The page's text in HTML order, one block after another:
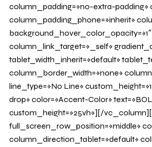
column_padding=»no-extra-padding»
column_padding_phone=»inherit»
column_link_target=»_self»
tablet_width_inherit=»default»
column_border_width=»none»
line_type=»No Line»
drop» color=»Accent-Color»
custom_height=»25vh»][/
full_screen_row_position=»middle»
column_direction_tablet=»default»